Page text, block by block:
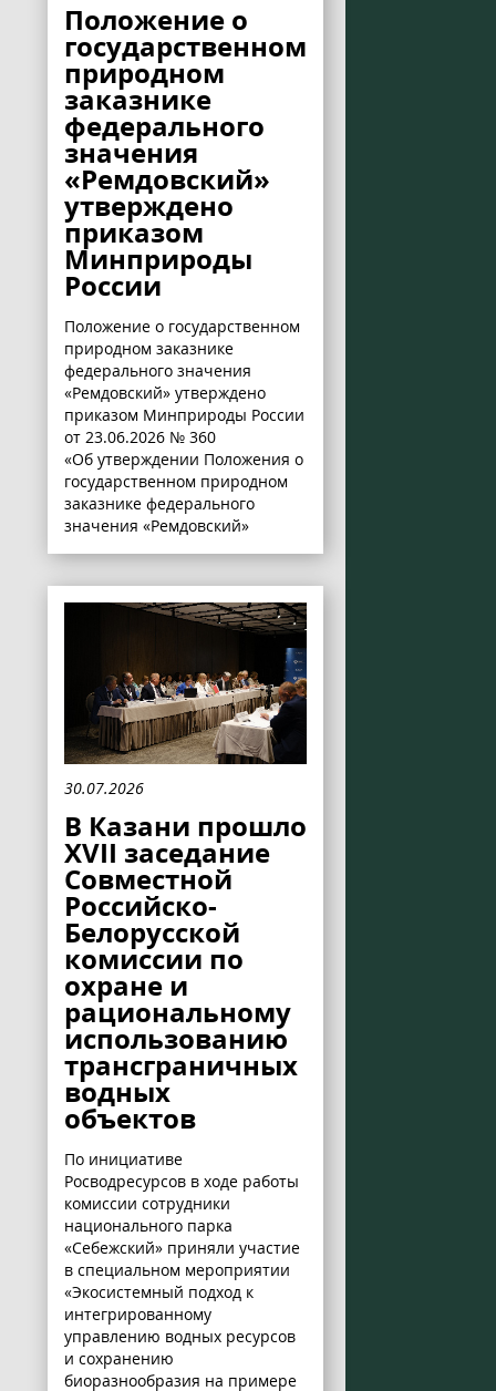
Положение о
государственном
природном
заказнике
федерального
значения
«Ремдовский»
утверждено
приказом
Минприроды
России
Положение о государственном
природном заказнике
федерального значения
«Ремдовский» утверждено
приказом Минприроды России
от 23.06.2026 № 360
«Об утверждении Положения о
государственном природном
заказнике федерального
значения «Ремдовский»
30.07.2026
В Казани прошло
XVII заседание
Совместной
Российско-
Белорусской
комиссии по
охране и
рациональному
использованию
трансграничных
водных
объектов
По инициативе
Росводресурсов в ходе работы
комиссии сотрудники
национального парка
«Себежский» приняли участие
в специальном мероприятии
«Экосистемный подход к
интегрированному
управлению водных ресурсов
и сохранению
биоразнообразия на примере